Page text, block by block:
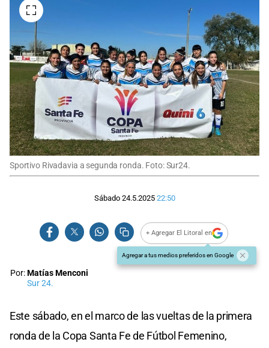
Sportivo Rivadavia a segunda ronda. Foto: Sur24.
Sábado 24.5.2025 22:50
+ Agregar El Litoral en
Agregar a tus medios preferidos en Google
Por:Matías Menconi
Sur 24.
Este sábado, en el marco de las vueltas de la primera
ronda de la Copa Santa Fe de Fútbol Femenino,